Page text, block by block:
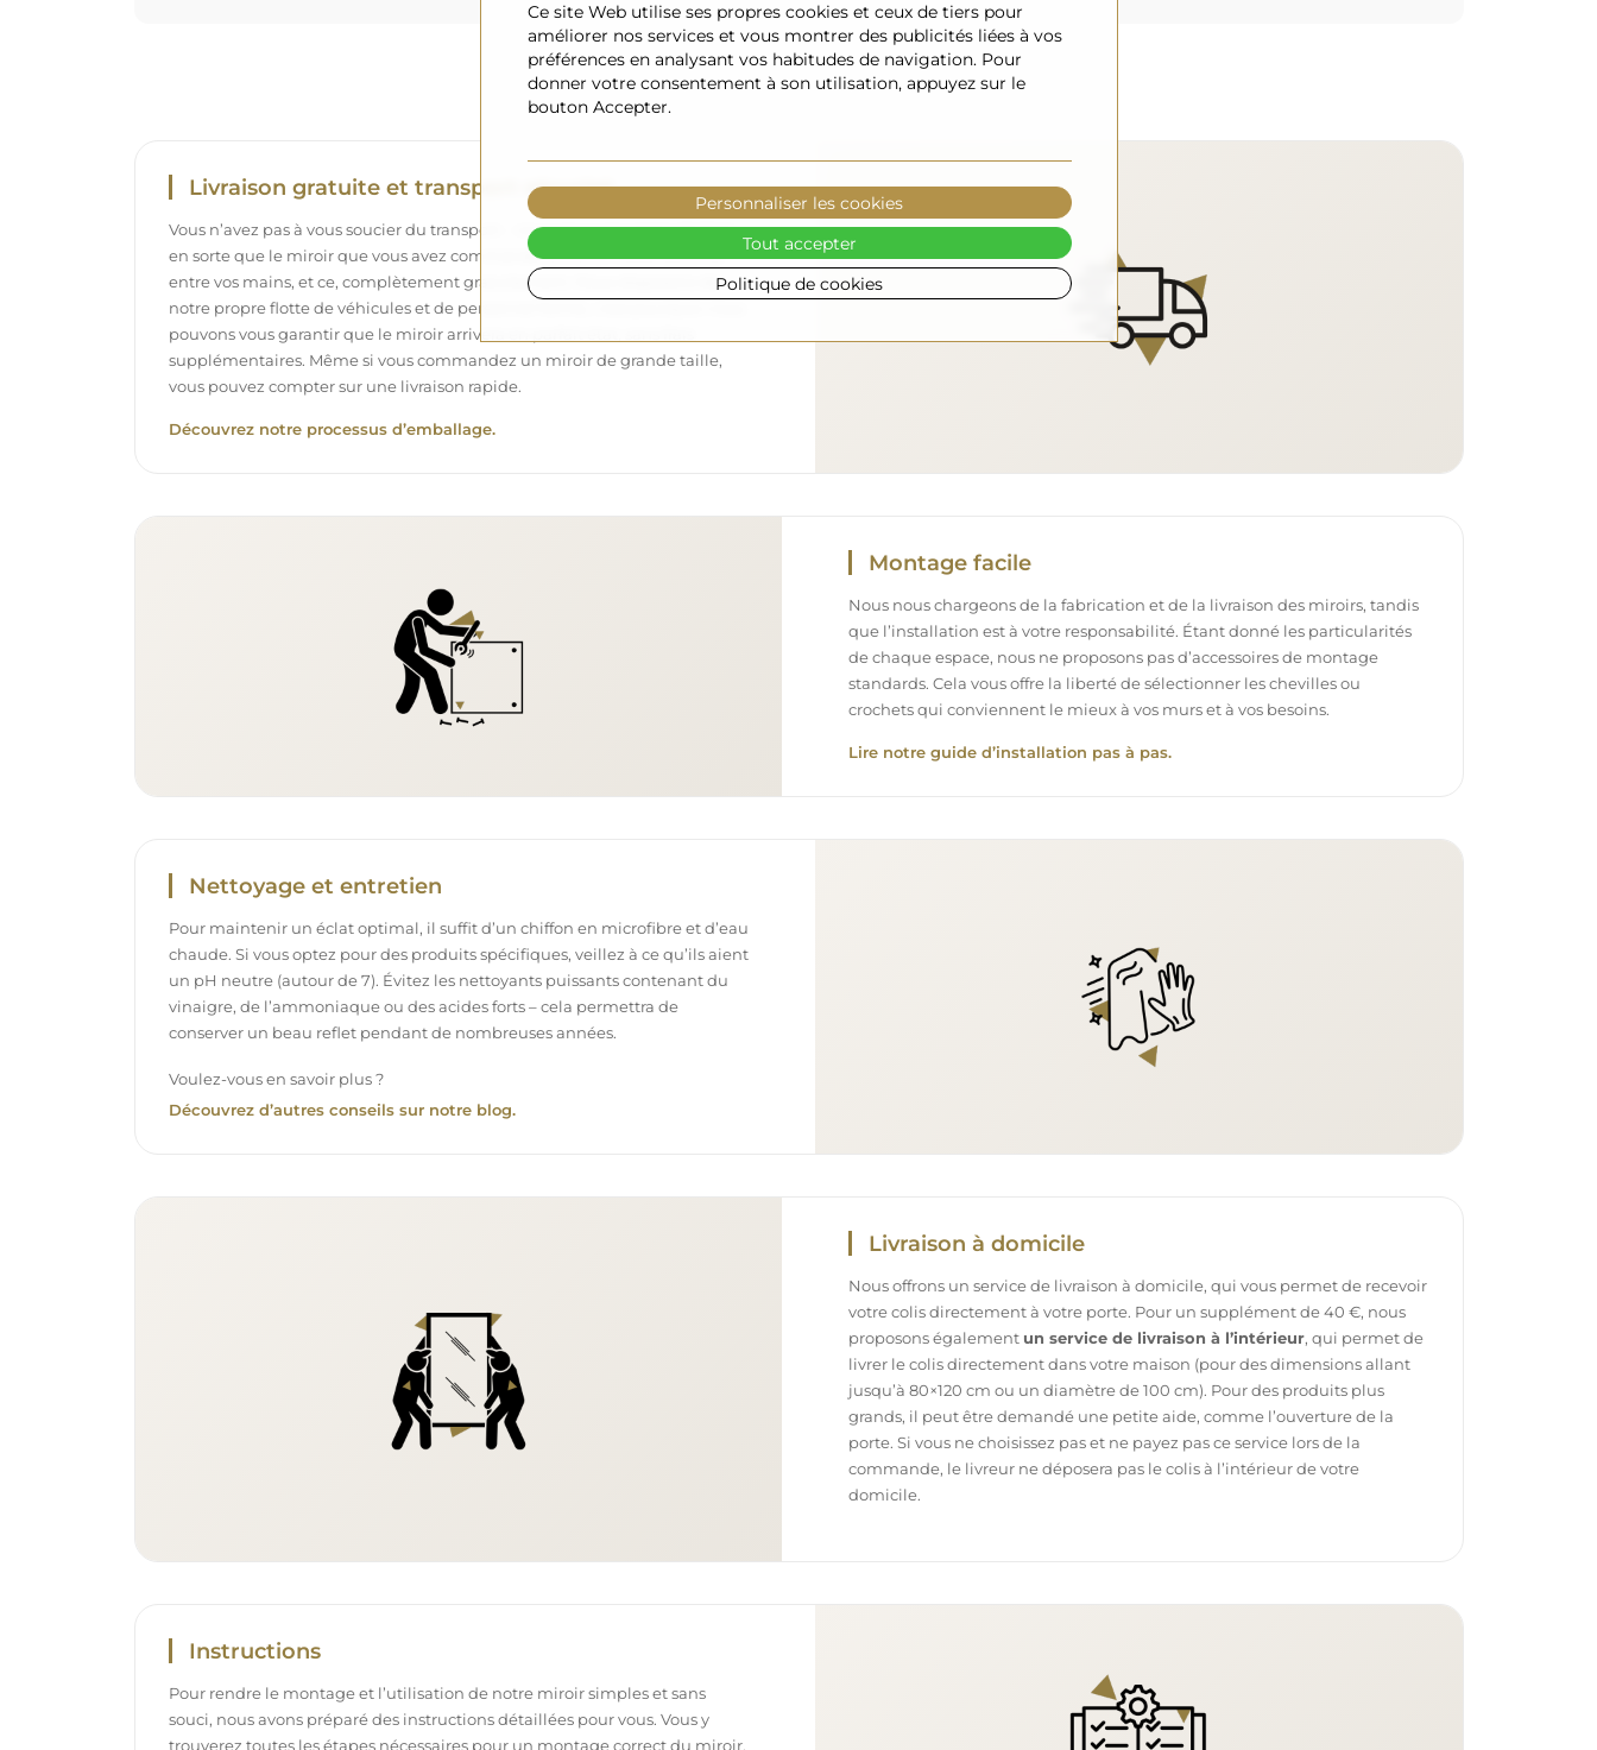
Livraison gratuite et transport sécurisé
Vous n’avez pas à vous soucier du transport – nous nous occupons de faire
en sorte que le miroir que vous avez commandé arrive en toute sécurité
entre vos mains, et ce, complètement gratuitement. Nous disposons de
notre propre flotte de véhicules et de personnel formé, c’est pourquoi nous
pouvons vous garantir que le miroir arrivera en parfait état, sans frais
supplémentaires. Même si vous commandez un miroir de grande taille,
vous pouvez compter sur une livraison rapide.
Découvrez notre processus d’emballage.
Montage facile
Nous nous chargeons de la fabrication et de la livraison des miroirs, tandis
que l’installation est à votre responsabilité. Étant donné les particularités
de chaque espace, nous ne proposons pas d’accessoires de montage
standards. Cela vous offre la liberté de sélectionner les chevilles ou
crochets qui conviennent le mieux à vos murs et à vos besoins.
Lire notre guide d’installation pas à pas.
Nettoyage et entretien
Pour maintenir un éclat optimal, il suffit d’un chiffon en microfibre et d’eau
chaude. Si vous optez pour des produits spécifiques, veillez à ce qu’ils aient
un pH neutre (autour de 7). Évitez les nettoyants puissants contenant du
vinaigre, de l’ammoniaque ou des acides forts – cela permettra de
conserver un beau reflet pendant de nombreuses années.
Voulez-vous en savoir plus ?
Découvrez d’autres conseils sur notre blog.
Livraison à domicile
Nous offrons un service de livraison à domicile, qui vous permet de recevoir
votre colis directement à votre porte. Pour un supplément de 40 €, nous
proposons également un service de livraison à l’intérieur, qui permet de
livrer le colis directement dans votre maison (pour des dimensions allant
jusqu’à 80×120 cm ou un diamètre de 100 cm). Pour des produits plus
grands, il peut être demandé une petite aide, comme l’ouverture de la
porte. Si vous ne choisissez pas et ne payez pas ce service lors de la
commande, le livreur ne déposera pas le colis à l’intérieur de votre
domicile.
Instructions
Pour rendre le montage et l’utilisation de notre miroir simples et sans
souci, nous avons préparé des instructions détaillées pour vous. Vous y
trouverez toutes les étapes nécessaires pour un montage correct du miroir,
Ce site Web utilise ses propres cookies et ceux de tiers pour
améliorer nos services et vous montrer des publicités liées à vos
préférences en analysant vos habitudes de navigation. Pour
donner votre consentement à son utilisation, appuyez sur le
bouton Accepter.
Politique de cookies
Personnaliser les cookies
Tout accepter